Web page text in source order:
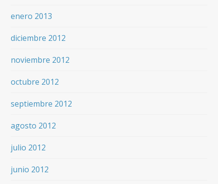
enero 2013
diciembre 2012
noviembre 2012
octubre 2012
septiembre 2012
agosto 2012
julio 2012
junio 2012